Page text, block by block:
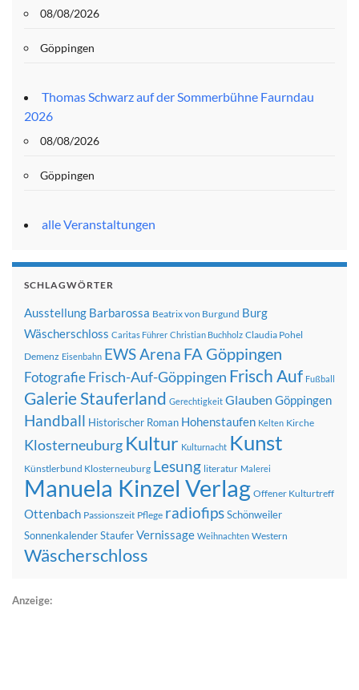
08/08/2026
Göppingen
Thomas Schwarz auf der Sommerbühne Faurndau
2026
08/08/2026
Göppingen
alle Veranstaltungen
SCHLAGWÖRTER
Ausstellung Barbarossa Beatrix von Burgund Burg
Wäscherschloss Caritas Führer Christian Buchholz Claudia Pohel
Demenz Eisenbahn EWS Arena FA Göppingen
FotografieFrisch-Auf-Göppingen Frisch Auf Fußball
Galerie Stauferland Gerechtigkeit Glauben Göppingen
Handball Historischer Roman Hohenstaufen Kelten Kirche
Klosterneuburg Kultur Kulturnacht Kunst
Künstlerbund Klosterneuburg Lesung literatur Malerei
Manuela Kinzel Verlag Offener Kulturtreff
Ottenbach Passionszeit Pflege radiofipsSchönweiler
SonnenkalenderStauferVernissage Weihnachten Western
Wäscherschloss
Anzeige: